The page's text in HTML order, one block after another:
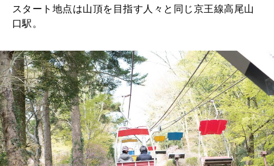
スタート地点は山頂を目指す人々と同じ京王線高尾山
口駅。